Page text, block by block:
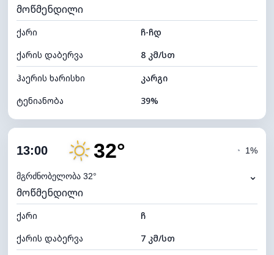
ხილვადობა
განათების ინდექსი 7 (ნათელი)
ღრუბლის სიმაღლე 10960 მ
მოწმენდილი
ქარი
ჩ-ჩდ
ქარის დაბერვა
8 კმ/სთ
ჰაერის ხარისხი
კარგი
ტენიანობა
39%
ღრუბლიანობა
ნამის წერტილი
ხილვადობა
განათების ინდექსი 7 (ნათელი)
ღრუბლის სიმაღლე 11120 მ
13:00 32°
მგრძნობელობა 32°
◔ 1%
⌄
მოწმენდილი
ქარი
ჩ
ქარის დაბერვა
7 კმ/სთ